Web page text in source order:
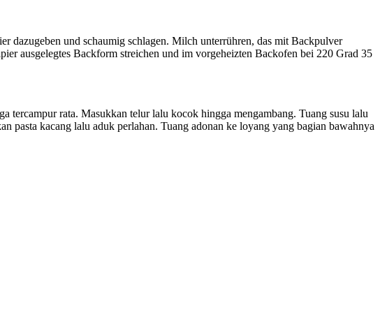
dazugeben und schaumig schlagen. Milch unterrühren, das mit Backpulver
ausgelegtes Backform streichen und im vorgeheizten Backofen bei 220 Grad 35
tercampur rata. Masukkan telur lalu kocok hingga mengambang. Tuang susu lalu
pasta kacang lalu aduk perlahan. Tuang adonan ke loyang yang bagian bawahnya